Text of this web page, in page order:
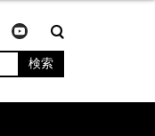
検索